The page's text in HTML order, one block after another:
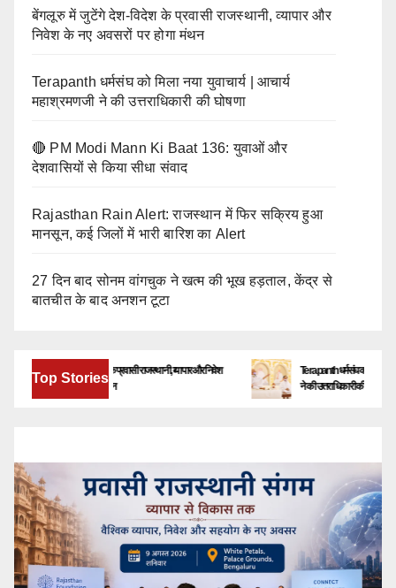
बेंगलूरु में जुटेंगे देश-विदेश के प्रवासी राजस्थानी, व्यापार और
निवेश के नए अवसरों पर होगा मंथन
Terapanth धर्मसंघ को मिला नया युवाचार्य | आचार्य
महाश्रमणजी ने की उत्तराधिकारी की घोषणा
🔴 PM Modi Mann Ki Baat 136: युवाओं और
देशवासियों से किया सीधा संवाद
Rajasthan Rain Alert: राजस्थान में फिर सक्रिय हुआ
मानसून, कई जिलों में भारी बारिश का Alert
27 दिन बाद सोनम वांगचुक ने खत्म की भूख हड़ताल, केंद्र से
बातचीत के बाद अनशन टूटा
Top Stories
बेंगलूरु में जुटेंगे देश-विदेश के प्रवासी राजस्थानी, व्यापार और निवेश
के नए अवसरों पर होगा मंथन
Terapanth धर्मसंघ को मिला नया युवाचार्य |
ने की उत्तराधिकारी की घोषणा